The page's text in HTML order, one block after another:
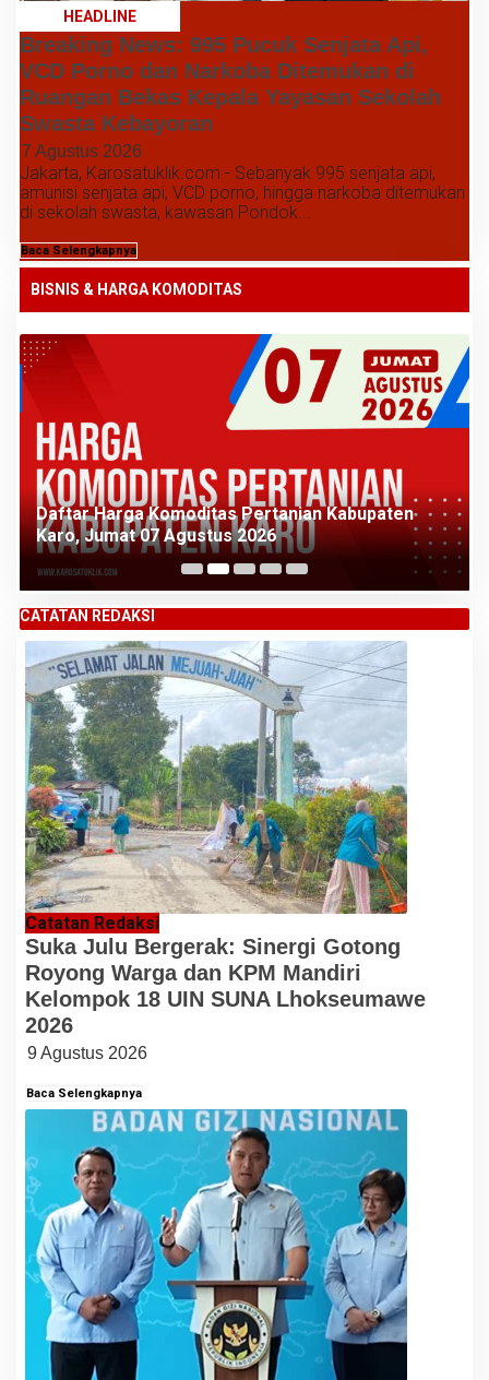
HEADLINE
Breaking News: 995 Pucuk Senjata Api,
VCD Porno dan Narkoba Ditemukan di
Ruangan Bekas Kepala Yayasan Sekolah
Swasta Kebayoran
7 Agustus 2026
Jakarta, Karosatuklik.com - Sebanyak 995 senjata api,
amunisi senjata api, VCD porno, hingga narkoba ditemukan
di sekolah swasta, kawasan Pondok...
Baca Selengkapnya
BISNIS & HARGA KOMODITAS
Daftar Harga Komoditas Pertanian Kabupaten
Karo, Jumat 07 Agustus 2026
CATATAN REDAKSI
Catatan Redaksi
Suka Julu Bergerak: Sinergi Gotong
Royong Warga dan KPM Mandiri
Kelompok 18 UIN SUNA Lhokseumawe
2026
9 Agustus 2026
Baca Selengkapnya